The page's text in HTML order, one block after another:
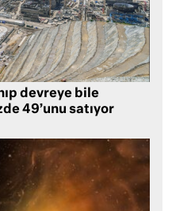
devreye bile
49’unu satıyor